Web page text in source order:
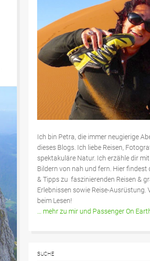
Ich bin Petra, die immer neugierige
dieses Blogs. Ich liebe Reisen,
spektakuläre Natur. Ich erzähle dir mit
Bildern von nah und fern. Hier findest
& Tipps zu faszinierenden Reisen &
Erlebnissen sowie Reise-Ausrüstung.
beim Lesen!
… mehr zu mir und Passenger On
SUCHE